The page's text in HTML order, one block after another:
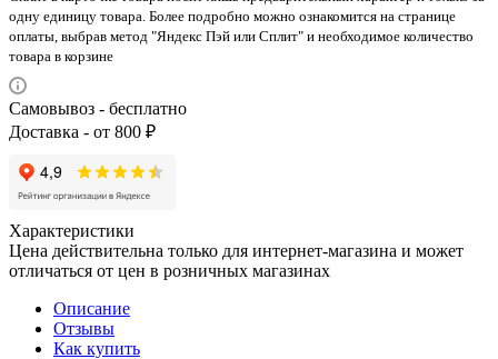
одну единицу товара. Более подробно можно ознакомится на странице
оплаты, выбрав метод "Яндекс Пэй или Сплит" и необходимое количество
товара в корзине
Самовывоз - бесплатно
Доставка - от 800 ₽
Характеристики
Цена действительна только для интернет-магазина и может
отличаться от цен в розничных магазинах
Описание
Отзывы
Как купить